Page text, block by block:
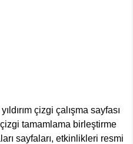
çizgi çalışma sayfası
tamamlama birleştirme
sayfaları, etkinlikleri resmi